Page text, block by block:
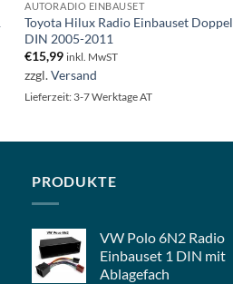
AUTORADIO EINBAUSET
Toyota Hilux Radio Einbauset Doppel
DIN 2005-2011
€15,99 inkl. MwST
zzgl.Versand
Lieferzeit: 3-7 Werktage AT
PRODUKTE
VW Polo 6N2 Radio
Einbauset 1 DIN mit
Ablagefach